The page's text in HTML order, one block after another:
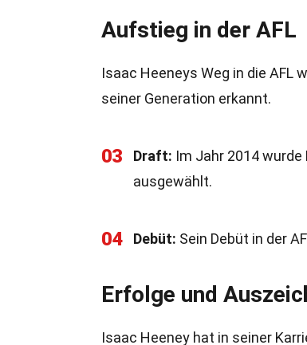
Aufstieg in der AFL
Isaac Heeneys Weg in die AFL
seiner Generation erkannt.
03 Draft: Im Jahr 2014
ausgewählt.
04 Debüt: Sein Debüt in der
Erfolge und
Isaac Heeney hat in seiner